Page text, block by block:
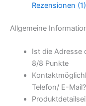
Rezensionen (1)
Allgemeine
Ist die Adresse
8/8 Punkte
Telefon/ E-